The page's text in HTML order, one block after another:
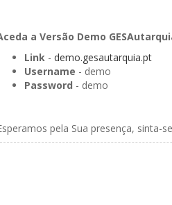
a Versão Demo
Link - demo.gesautarquia.pt
Username - demo
Password - demo
pela Sua presença, sinta-